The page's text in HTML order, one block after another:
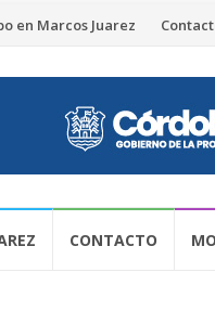
en Marcos Juarez
CONTACTO